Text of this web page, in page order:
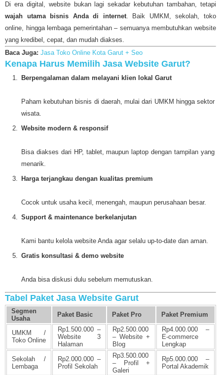
Di era digital, website bukan lagi sekadar kebutuhan tambahan, tetapi
wajah utama bisnis Anda di internet. Baik UMKM, sekolah, toko
online, hingga lembaga pemerintahan – semuanya membutuhkan website
yang kredibel, cepat, dan mudah diakses.
Baca Juga: Jasa Toko Online Kota Garut + Seo
Kenapa Harus Memilih Jasa Website Garut?
Berpengalaman dalam melayani klien lokal Garut
Paham kebutuhan bisnis di daerah, mulai dari UMKM hingga sektor
wisata.
Website modern & responsif
Bisa diakses dari HP, tablet, maupun laptop dengan tampilan yang
menarik.
Harga terjangkau dengan kualitas premium
Cocok untuk usaha kecil, menengah, maupun perusahaan besar.
Support & maintenance berkelanjutan
Kami bantu kelola website Anda agar selalu up-to-date dan aman.
Gratis konsultasi & demo website
Anda bisa diskusi dulu sebelum memutuskan.
Tabel Paket Jasa Website Garut
Segmen
Usaha
Paket Basic Paket Pro Paket Premium
UMKM /
Toko Online
Rp1.500.000 –
Website 3
Halaman
Rp2.500.000
– Website +
Blog
Rp4.000.000 –
E-commerce
Lengkap
Sekolah /
Lembaga
Rp2.000.000 –
Profil Sekolah
Rp3.500.000
– Profil +
Galeri
Rp5.000.000 –
Portal Akademik